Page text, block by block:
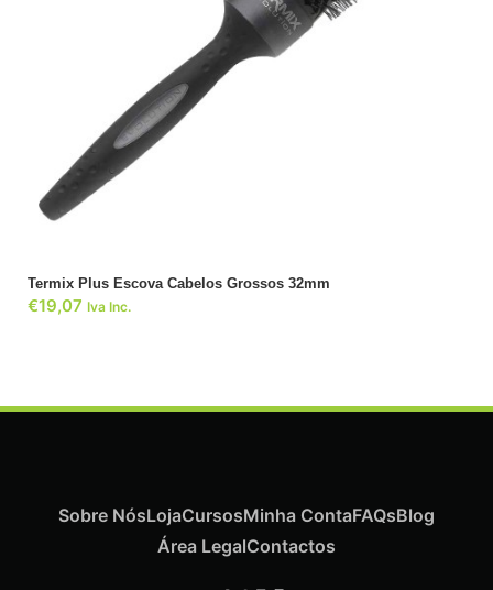
Termix Plus Escova Cabelos Grossos 32mm
€19,07 Iva Inc.
Sobre NósLojaCursosMinha ContaFAQsBlog
Área LegalContactos